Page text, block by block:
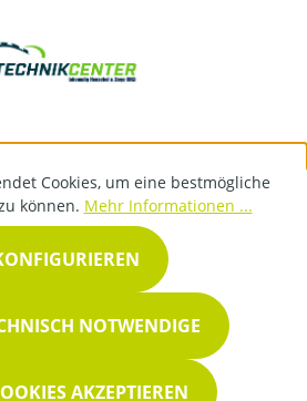
Cookies, um eine bestmögliche
können. Mehr Informationen ...
NOTWENDIGE
AKZEPTIEREN